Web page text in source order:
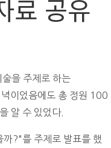
료 공유
을 주제로 하는
이었음에도 총 정원 100
알 수 있었다.
?"를 주제로 발표를 했